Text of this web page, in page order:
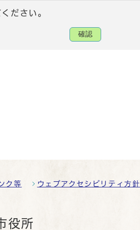
ださい。
確認
ク等 ウェブアクセシビリティ方針
役所